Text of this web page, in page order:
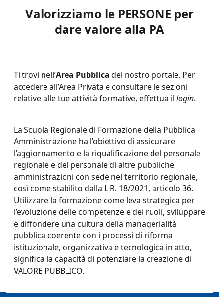
Valorizziamo le PERSONE per
dare valore alla PA
Ti trovi nell’Area Pubblica del nostro portale. Per
accedere all’Area Privata e consultare le sezioni
relative alle tue attività formative, effettua il login.
La Scuola Regionale di Formazione della Pubblica
Amministrazione ha l’obiettivo di assicurare
l’aggiornamento e la riqualificazione del personale
regionale e del personale di altre pubbliche
amministrazioni con sede nel territorio regionale,
così come stabilito dalla L.R. 18/2021, articolo 36.
Utilizzare la formazione come leva strategica per
l’evoluzione delle competenze e dei ruoli, sviluppare
e diffondere una cultura della managerialità
pubblica coerente con i processi di riforma
istituzionale, organizzativa e tecnologica in atto,
significa la capacità di potenziare la creazione di
VALORE PUBBLICO.